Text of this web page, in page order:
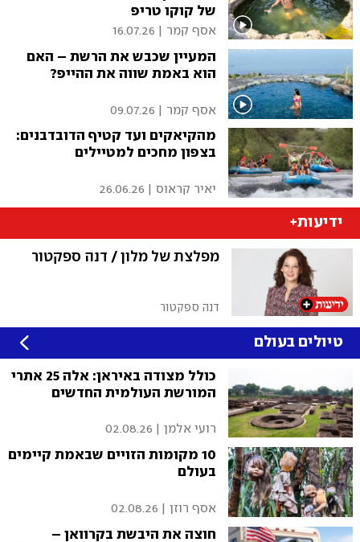
של קוקו טריפ
אסף קמר 16.07.26
המעיין שכבש את הרשת – האם
הוא באמת שווה את ההייפ?
אסף קמר 09.07.26
מהקיאקים ועד קטיף הדובדבנים:
בצפון מחכים למטיילים
יאיר קראוס 26.06.26
ידיעות+
מפלצת של מלון / דנה ספקטור
דנה ספקטור
טיולים בעולם
כולל מצודה באיראן: אלה 25 אתרי
המורשת העולמית החדשים
רועי אלמן 02.08.26
10 מקומות הזויים שבאמת קיימים
בעולם
אסף רוזן 02.08.26
חוצה את היבשת בקרוואן –